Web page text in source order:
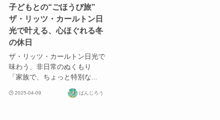
子どもとの“ごほうび旅”
ザ・リッツ・カールトン日
光で叶える、心ほぐれる冬
の休日
ザ・リッツ・カールトン日光で
味わう、非日常のぬくもり
「家族で、ちょっと特別な...
2025-04-09 ばんじろう